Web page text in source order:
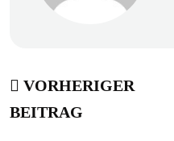
VORHERIGER
BEITRAG